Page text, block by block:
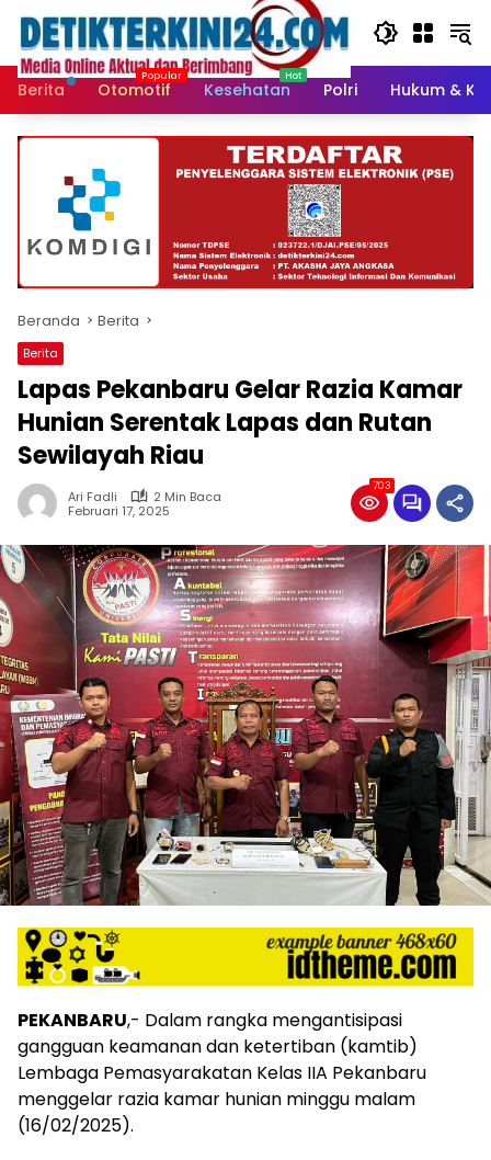
Langsung
konten
Berita
Otomotif Kesehatan Polri Hukum &
Beranda Berita
Berita
Lapas Pekanbaru Gelar Razia Kamar
Hunian Serentak Lapas dan Rutan
Sewilayah Riau
Ari Fadli
2 Min Baca
Februari 17, 2025
703
PEKANBARU,- Dalam rangka mengantisipasi
gangguan keamanan dan ketertiban (kamtib)
Lembaga Pemasyarakatan Kelas IIA Pekanbaru
menggelar razia kamar hunian minggu malam
(16/02/2025).